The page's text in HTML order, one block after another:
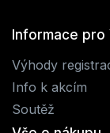
Informace pro
Výhody
Info k akcím
Soutěž